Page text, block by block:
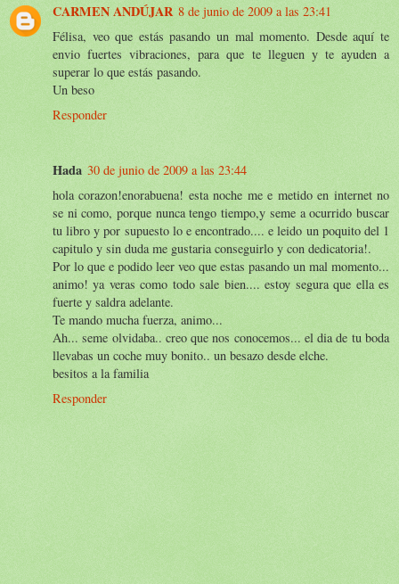
CARMEN ANDÚJAR 8 de junio de 2009 a las 23:41
Félisa, veo que estás pasando un mal momento. Desde aquí te
envio fuertes vibraciones, para que te lleguen y te ayuden a
superar lo que estás pasando.
Un beso
Responder
Hada 30 de junio de 2009 a las 23:44
hola corazon!enorabuena! esta noche me e metido en internet no
se ni como, porque nunca tengo tiempo,y seme a ocurrido buscar
tu libro y por supuesto lo e encontrado.... e leido un poquito del 1
capitulo y sin duda me gustaria conseguirlo y con dedicatoria!.
Por lo que e podido leer veo que estas pasando un mal momento...
animo! ya veras como todo sale bien.... estoy segura que ella es
fuerte y saldra adelante.
Te mando mucha fuerza, animo...
Ah... seme olvidaba.. creo que nos conocemos... el dia de tu boda
llevabas un coche muy bonito.. un besazo desde elche.
besitos a la familia
Responder